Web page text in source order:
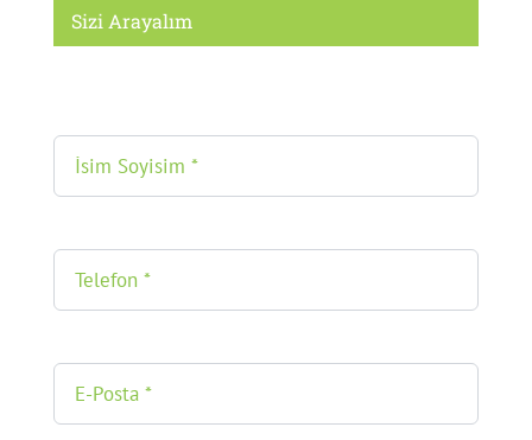
Sizi Arayalım